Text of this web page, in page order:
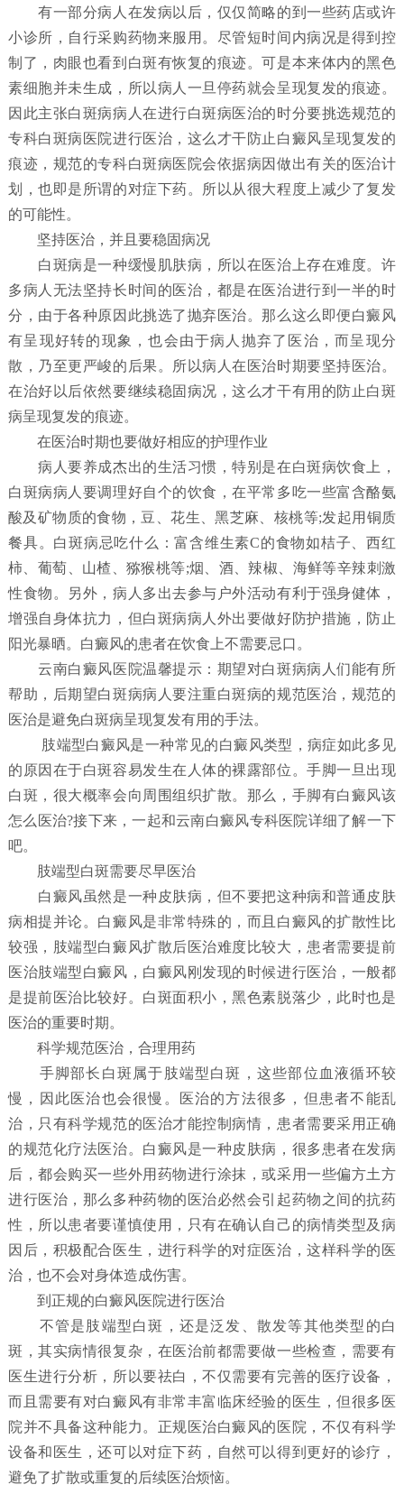
有一部分病人在发病以后，仅仅简略的到一些药店或许
小诊所，自行采购药物来服用。尽管短时间内病况是得到控
制了，肉眼也看到白斑有恢复的痕迹。可是本来体内的黑色
素细胞并未生成，所以病人一旦停药就会呈现复发的痕迹。
因此主张白斑病病人在进行白斑病医治的时分要挑选规范的
专科白斑病医院进行医治，这么才干防止白癜风呈现复发的
痕迹，规范的专科白斑病医院会依据病因做出有关的医治计
划，也即是所谓的对症下药。所以从很大程度上减少了复发
的可能性。
坚持医治，并且要稳固病况
白斑病是一种缓慢肌肤病，所以在医治上存在难度。许
多病人无法坚持长时间的医治，都是在医治进行到一半的时
分，由于各种原因此挑选了抛弃医治。那么这么即便白癜风
有呈现好转的现象，也会由于病人抛弃了医治，而呈现分
散，乃至更严峻的后果。所以病人在医治时期要坚持医治。
在治好以后依然要继续稳固病况，这么才干有用的防止白斑
病呈现复发的痕迹。
在医治时期也要做好相应的护理作业
病人要养成杰出的生活习惯，特别是在白斑病饮食上，
白斑病病人要调理好自个的饮食，在平常多吃一些富含酪氨
酸及矿物质的食物，豆、花生、黑芝麻、核桃等;发起用铜质
餐具。白斑病忌吃什么：富含维生素C的食物如桔子、西红
柿、葡萄、山楂、猕猴桃等;烟、酒、辣椒、海鲜等辛辣刺激
性食物。另外，病人多出去参与户外活动有利于强身健体，
增强自身体抗力，但白斑病病人外出要做好防护措施，防止
阳光暴晒。白癜风的患者在饮食上不需要忌口。
云南白癜风医院温馨提示：期望对白斑病病人们能有所
帮助，后期望白斑病病人要注重白斑病的规范医治，规范的
医治是避免白斑病呈现复发有用的手法。
肢端型白癜风是一种常见的白癜风类型，病症如此多见
的原因在于白斑容易发生在人体的裸露部位。手脚一旦出现
白斑，很大概率会向周围组织扩散。那么，手脚有白癜风该
怎么医治?接下来，一起和云南白癜风专科医院详细了解一下
吧。
肢端型白斑需要尽早医治
白癜风虽然是一种皮肤病，但不要把这种病和普通皮肤
病相提并论。白癜风是非常特殊的，而且白癜风的扩散性比
较强，肢端型白癜风扩散后医治难度比较大，患者需要提前
医治肢端型白癜风，白癜风刚发现的时候进行医治，一般都
是提前医治比较好。白斑面积小，黑色素脱落少，此时也是
医治的重要时期。
科学规范医治，合理用药
手脚部长白斑属于肢端型白斑，这些部位血液循环较
慢，因此医治也会很慢。医治的方法很多，但患者不能乱
治，只有科学规范的医治才能控制病情，患者需要采用正确
的规范化疗法医治。白癜风是一种皮肤病，很多患者在发病
后，都会购买一些外用药物进行涂抹，或采用一些偏方土方
进行医治，那么多种药物的医治必然会引起药物之间的抗药
性，所以患者要谨慎使用，只有在确认自己的病情类型及病
因后，积极配合医生，进行科学的对症医治，这样科学的医
治，也不会对身体造成伤害。
到正规的白癜风医院进行医治
不管是肢端型白斑，还是泛发、散发等其他类型的白
斑，其实病情很复杂，在医治前都需要做一些检查，需要有
医生进行分析，所以要祛白，不仅需要有完善的医疗设备，
而且需要有对白癜风有非常丰富临床经验的医生，但很多医
院并不具备这种能力。正规医治白癜风的医院，不仅有科学
设备和医生，还可以对症下药，自然可以得到更好的诊疗，
避免了扩散或重复的后续医治烦恼。